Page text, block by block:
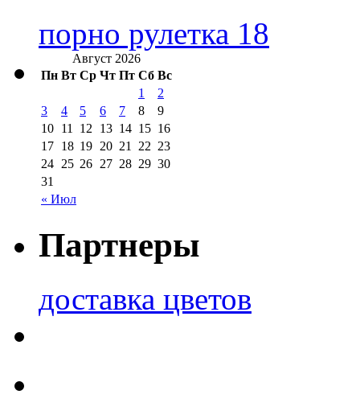
порно рулетка 18
Август 2026
Пн Вт Ср Чт Пт Сб Вс
« Июл
1
2
3
4 5 6 7 8
9
10 11 12 13 14 15 16
17 18 19 20 21 22 23
24 25 26 27 28 29 30
31
Партнеры
доставка цветов